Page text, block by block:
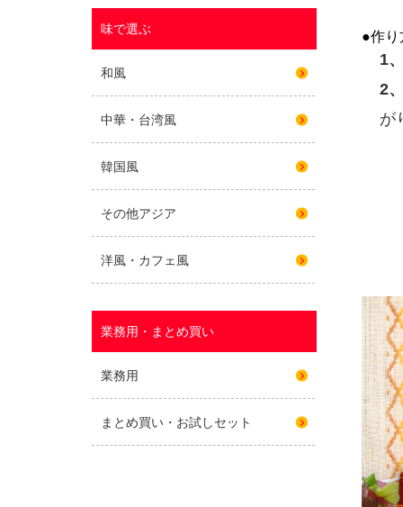
●作り
1
2
が